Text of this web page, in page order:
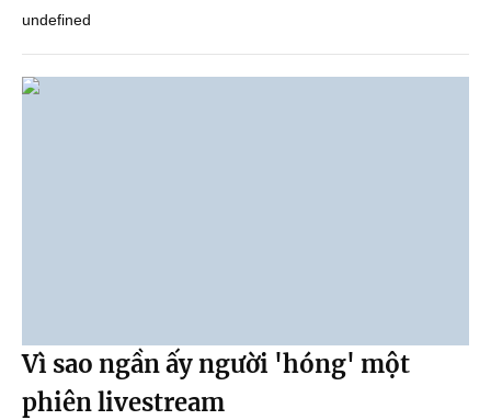
undefined
Vì sao ngần ấy người 'hóng' một
phiên livestream